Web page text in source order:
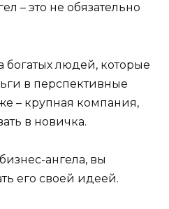
– это не обязательно
богатых людей, которые
в перспективные
– крупная компания,
в новичка.
ангела, вы
его своей идеей.